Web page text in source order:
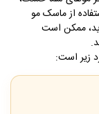
است، معمولاً هفته‌ای ۱ تا ۲ بار استفاده از ماسک مو
ممکن است
.
زیر است: